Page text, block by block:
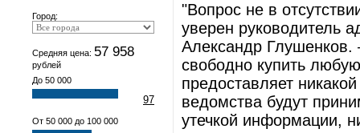
Город:
Средняя цена: 57 958
рублей
До 50 000
97
От 50 000 до 100 000
"Вопрос не в
уверен руководитель
Александр Глушенков.
свободно купить
предоставляет
ведомства будут
утечкой информации,